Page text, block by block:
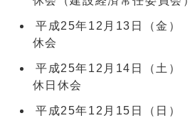
平成25年12月13日（金）
休会
平成25年12月14日（土）
休日休会
平成25年12月15日（日）